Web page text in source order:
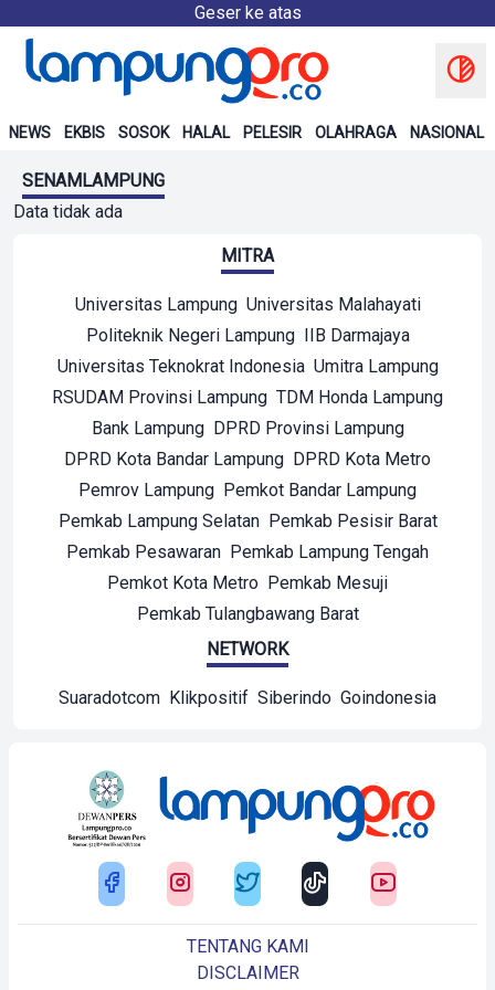
Geser ke atas
NEWS EKBIS SOSOK HALAL PELESIR OLAHRAGA NASIONAL
SENAMLAMPUNG
Data tidak ada
MITRA
Universitas Lampung Universitas Malahayati
Politeknik Negeri Lampung IIB Darmajaya
Universitas Teknokrat Indonesia Umitra Lampung
RSUDAM Provinsi Lampung TDM Honda Lampung
Bank Lampung DPRD Provinsi Lampung
DPRD Kota Bandar Lampung DPRD Kota Metro
Pemrov Lampung Pemkot Bandar Lampung
Pemkab Lampung Selatan Pemkab Pesisir Barat
Pemkab Pesawaran Pemkab Lampung Tengah
Pemkot Kota Metro Pemkab Mesuji
Pemkab Tulangbawang Barat
NETWORK
Suaradotcom Klikpositif Siberindo Goindonesia
TENTANG KAMI
DISCLAIMER